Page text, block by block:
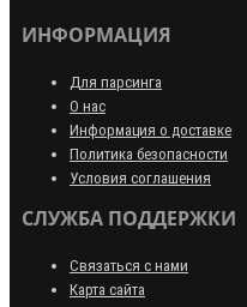
ИНФОРМАЦИЯ
Для парсинга
О нас
Информация о доставке
Политика безопасности
Условия соглашения
СЛУЖБА ПОДДЕРЖКИ
Связаться с нами
Карта сайта